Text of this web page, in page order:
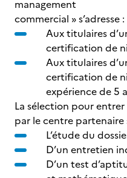
management
commercial » s’adresse :
Aux titulaires
certification de
Aux titulaires
certification de
expérience de 5
La sélection pour
par le centre partenaire
L’étude du
D’un entretien
D’un test